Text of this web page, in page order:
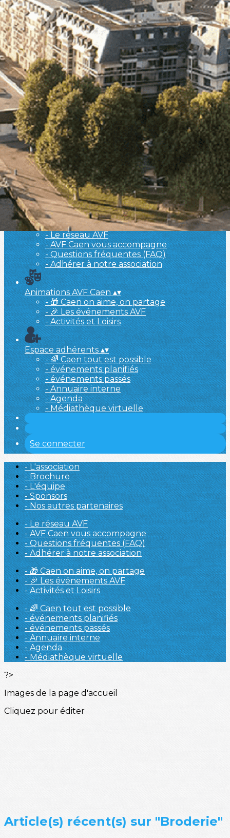
Exporter les lignes sélectionnées
Exporter toutes les colonnes
Exporter uniquement les colonnes affichées
Menu
Ajoutez un logo, un bouton, des réseaux sociaux
Cliquez pour éditer
L'association ▴▾
- L'association
- Brochure
- L'équipe
- Sponsors
- Nos autres partenaires
Nouvel arrivant ▴▾
- Le réseau AVF
- AVF Caen vous accompagne
- Questions fréquentes (FAQ)
- Adhérer à notre association
Animations AVF Caen▴▾
- 🎁 Caen on aime, on partage
- 🎉 Les événements AVF
- Activités et Loisirs
Espace adhérents▴▾
- 🌈 Caen tout est possible
- événements planifiés
- événements passés
- Annuaire interne
- Agenda
- Médiathèque virtuelle
Se connecter
- L'association
- Brochure
- L'équipe
- Sponsors
- Nos autres partenaires
- Le réseau AVF
- AVF Caen vous accompagne
- Questions fréquentes (FAQ)
- Adhérer à notre association
- 🎁 Caen on aime, on partage
- 🎉 Les événements AVF
- Activités et Loisirs
- 🌈 Caen tout est possible
- événements planifiés
- événements passés
- Annuaire interne
- Agenda
- Médiathèque virtuelle
?>
Images de la page d'accueil
Cliquez pour éditer
Article(s) récent(s) sur "Broderie"